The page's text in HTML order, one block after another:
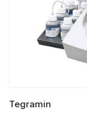
Tegramin